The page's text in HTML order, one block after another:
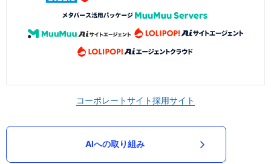
コーポレートサイト採用サイト
AIへの取り組み